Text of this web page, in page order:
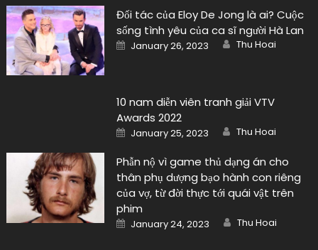
Đối tác của Eloy De Jong là ai? Cuộc
sống tình yêu của ca sĩ người Hà Lan
Posted
on
January 26, 2023 Author
Thu Hoai
10 nam diễn viên tranh giải VTV
Awards 2022
Posted
on
January 25, 2023 Author
Thu Hoai
Phẫn nộ vì game thủ dạng án cho
thân phụ dượng bạo hành con riêng
của vợ, từ đời thực tới quái vật trên
phim
Posted
on
January 24, 2023 Author
Thu Hoai